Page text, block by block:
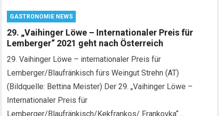
GASTRONOMIE NEWS
29. „Vaihinger Löwe – Internationaler Preis für
Lemberger“ 2021 geht nach Österreich
29. Vaihinger Löwe – internationaler Preis für
Lemberger/Blaufränkisch fürs Weingut Strehn (AT)
(Bildquelle: Bettina Meister) Der 29. „Vaihinger Löwe –
Internationaler Preis für
Lemberger/Blaufränkisch/Kekfrankos/ Frankovka“…